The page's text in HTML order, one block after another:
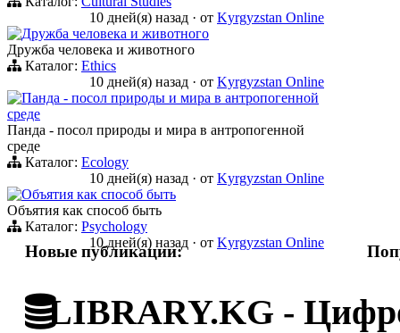
10 дней(я) назад · от Kyrgyzstan Online
Дружба человека и животного
Дружба человека и животного
Каталог: Ethics
10 дней(я) назад · от Kyrgyzstan Online
Панда - посол природы и мира в антропогенной
среде
Панда - посол природы и мира в антропогенной
среде
Каталог: Ecology
10 дней(я) назад · от Kyrgyzstan Online
Объятия как способ быть
Объятия как способ быть
Каталог: Psychology
10 дней(я) назад · от Kyrgyzstan Online
Новые публикации:
LIBRARY.KG -